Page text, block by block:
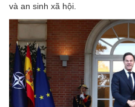
và an sinh xã hội.